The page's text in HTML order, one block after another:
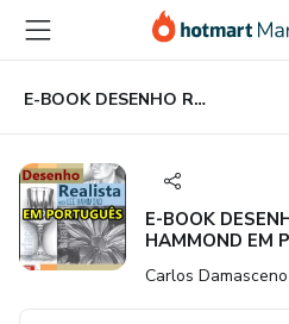
para
conteúdo
principal
para
pagamento
para
rodapé
E-BOOK DESENHO REALISTA COM LEE HAMMOND EM PORTUGUÊS
E-BOOK
HAMMOND EM
Carlos Damasceno